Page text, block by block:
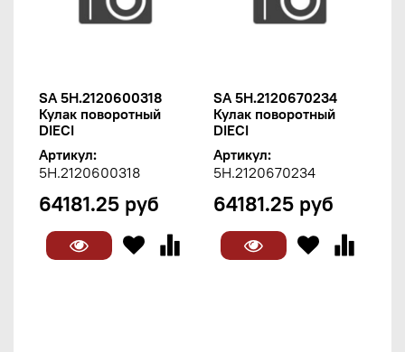
SA 5H.2120600318
Кулак поворотный
DIECI
Артикул:
5H.2120600318
64181.25 руб
SA 5H.2120670234
Кулак поворотный
DIECI
Артикул:
5H.2120670234
64181.25 руб